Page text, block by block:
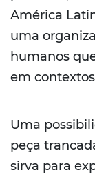
América
uma
humanos
em
Uma
peça
sirva para